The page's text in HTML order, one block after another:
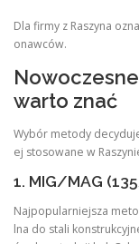
Dla firmy z Raszyna
onawców.
warto znać
Wybór metody
ej stosowane w
1. MIG/MAG
Najpopularniejsza
lna do stali